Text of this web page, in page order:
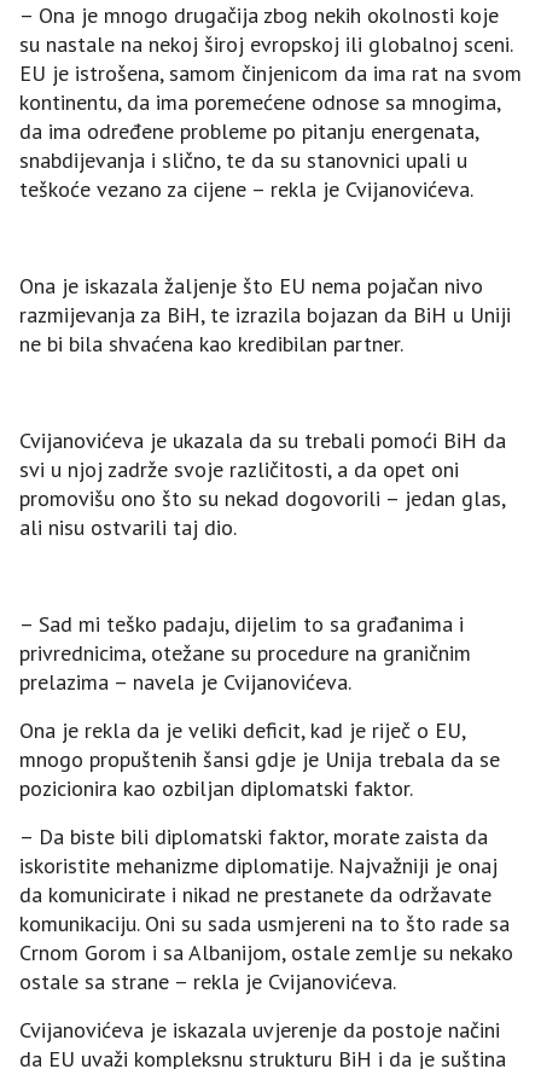
– Ona je mnogo drugačija zbog nekih okolnosti koje
su nastale na nekoj široj evropskoj ili globalnoj sceni.
EU je istrošena, samom činjenicom da ima rat na svom
kontinentu, da ima poremećene odnose sa mnogima,
da ima određene probleme po pitanju energenata,
snabdijevanja i slično, te da su stanovnici upali u
teškoće vezano za cijene – rekla je Cvijanovićeva.
Ona je iskazala žaljenje što EU nema pojačan nivo
razmijevanja za BiH, te izrazila bojazan da BiH u Uniji
ne bi bila shvaćena kao kredibilan partner.
Cvijanovićeva je ukazala da su trebali pomoći BiH da
svi u njoj zadrže svoje različitosti, a da opet oni
promovišu ono što su nekad dogovorili – jedan glas,
ali nisu ostvarili taj dio.
– Sad mi teško padaju, dijelim to sa građanima i
privrednicima, otežane su procedure na graničnim
prelazima – navela je Cvijanovićeva.
Ona je rekla da je veliki deficit, kad je riječ o EU,
mnogo propuštenih šansi gdje je Unija trebala da se
pozicionira kao ozbiljan diplomatski faktor.
– Da biste bili diplomatski faktor, morate zaista da
iskoristite mehanizme diplomatije. Najvažniji je onaj
da komunicirate i nikad ne prestanete da održavate
komunikaciju. Oni su sada usmjereni na to što rade sa
Crnom Gorom i sa Albanijom, ostale zemlje su nekako
ostale sa strane – rekla je Cvijanovićeva.
Cvijanovićeva je iskazala uvjerenje da postoje načini
da EU uvaži kompleksnu strukturu BiH i da je suština